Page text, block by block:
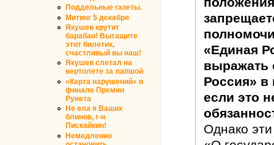
Поддельные газеты.
Митинг 5 декабря
Якушев крутит
барабан! Вытащите
этот билетик,
счастливый вы наш!
Якушев слетал на
вертолете за лапшой
«Карта нарушений» в
финале Премии
Рунета
Не ела я Ваших
блинов, г-н
Пискайкин!
Немедленно
«Единая
выражать
Россия» в
если это
Однако